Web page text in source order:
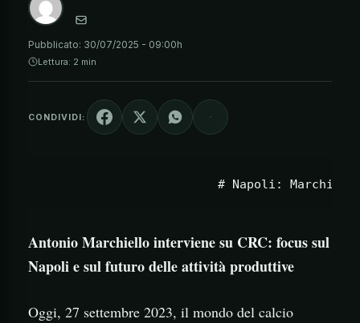
Pubblicato: 30/07/2025 - 09:00h
Lettura: 2 min
CONDIVIDI:
Antonio Marchiello interviene su CRC: focus sul
Napoli e sul futuro delle attività produttive
Oggi, 27 settembre 2023, il mondo del calcio